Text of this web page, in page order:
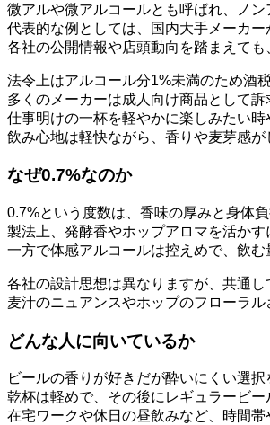
微アルや微アルコールとも呼ばれ、ノ
代表的な例としては、国内大手メーカ
各社の公開情報や店頭動向を踏まえて
法令上はアルコール分1%未満のため酒
多くのメーカーは成人向け商品として
仕事明けの一杯を軽やかに楽しみたい
飲み心地は軽快ながら、香りや麦芽感
なぜ0.7%なのか
0.7%という度数は、香味の厚みと身体
製法上、発酵香やホップアロマを活か
一方で体感アルコールは控えめで、飲む
各社の設計思想は異なりますが、共通
麦汁のニュアンスやホップのフローラ
どんな人に向いているか
ビールの香りが好きだが酔いにくい選
乾杯は軽めで、その後にレギュラービ
在宅ワークや休日の昼飲みなど、時間